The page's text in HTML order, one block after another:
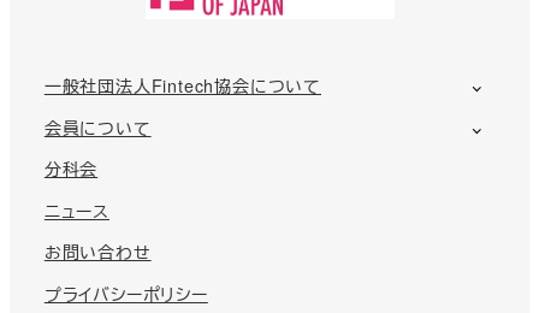
一般社団法人Fintech協会について
会員について
分科会
ニュース
お問い合わせ
プライバシーポリシー